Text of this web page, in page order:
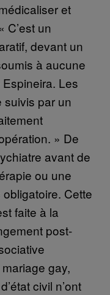
et
C’est un
devant un
à aucune
Les
suivis par un
» De
avant de
ou une
Cette
faite à la
post-
gay,
civil n’ont